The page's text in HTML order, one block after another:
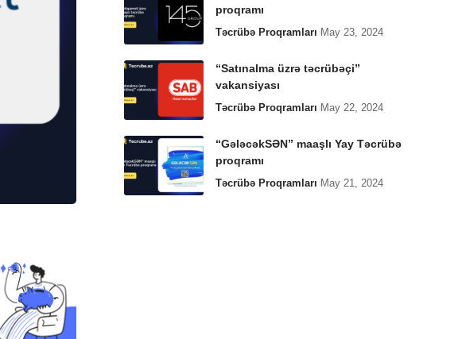
proqramı
Təcrübə Proqramları May 23, 2024
“Satınalma üzrə təcrübəçi”
vakansiyası
Təcrübə Proqramları May 22, 2024
“GələcəkSƏN” maaşlı Yay Təcrübə
proqramı
Təcrübə Proqramları May 21, 2024